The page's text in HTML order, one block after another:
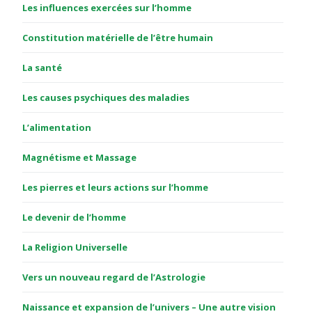
Les influences exercées sur l’homme
Constitution matérielle de l’être humain
La santé
Les causes psychiques des maladies
L’alimentation
Magnétisme et Massage
Les pierres et leurs actions sur l’homme
Le devenir de l’homme
La Religion Universelle
Vers un nouveau regard de l’Astrologie
Naissance et expansion de l’univers – Une autre vision